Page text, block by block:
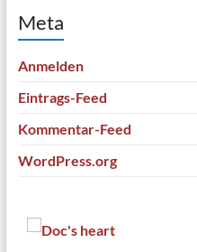
Meta
Anmelden
Eintrags-Feed
Kommentar-Feed
WordPress.org